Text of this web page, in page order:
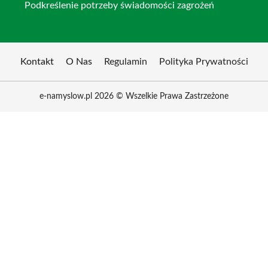
Podkreślenie potrzeby świadomości zagrożeń
Kontakt O Nas Regulamin Polityka Prywatności
e-namyslow.pl 2026 © Wszelkie Prawa Zastrzeżone